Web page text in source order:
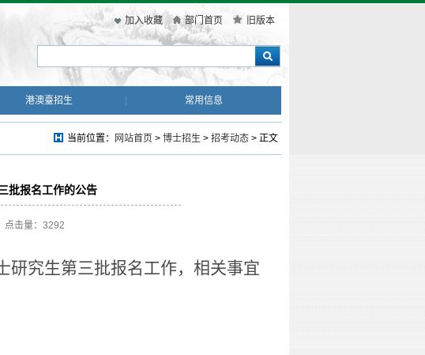
加入收藏 部门首页 旧版本
港澳臺招生 常用信息
当前位置： 网站首页 > 博士招生 > 招考动态 > 正文
批报名工作的公告
击量： 3292
研究生第三批报名工作，相关事宜